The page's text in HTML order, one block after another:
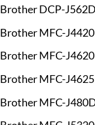
Brother DCP-
Brother MFC-
Brother MFC-
Brother MFC-
Brother MFC-